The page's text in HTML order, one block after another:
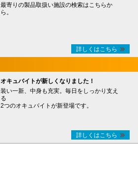
最寄りの製品取扱い施設の検索はこちらか
ら。
詳しくはこちら
オキュバイトが新しくなりました！
装い一新、中身も充実。毎日をしっかり支え
る
2つのオキュバイトが新登場です。
詳しくはこちら